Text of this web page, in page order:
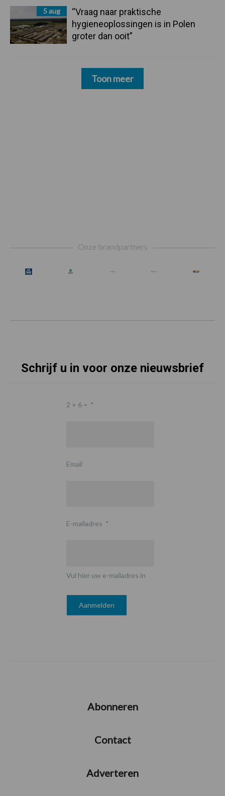
5 aug
“Vraag naar praktische
hygieneoplossingen is in Polen
groter dan ooit”
Toon meer
Onze brandpartners
Schrijf u in voor onze nieuwsbrief
2 + 6 = *
Email
E-mailadres *
Vul hier uw e-mailadres in
Abonneren
Contact
Adverteren